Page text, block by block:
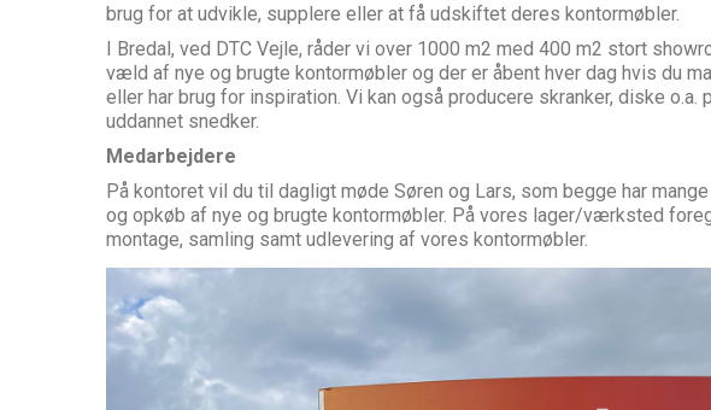
brug for at udvikle, supplere eller at få udskiftet deres kontormøbler.
I Bredal, ved DTC Vejle, råder vi over 1000 m2 med 400 m2 stort
væld af nye og brugte kontormøbler og der er åbent hver dag hvis du
eller har brug for inspiration. Vi kan også producere skranker, diske
uddannet snedker.
Medarbejdere
På kontoret vil du til dagligt møde Søren og Lars, som begge har
og opkøb af nye og brugte kontormøbler. På vores lager/værksted
montage, samling samt udlevering af vores kontormøbler.